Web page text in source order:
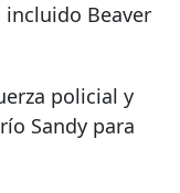
Beaver
policial y
Sandy para